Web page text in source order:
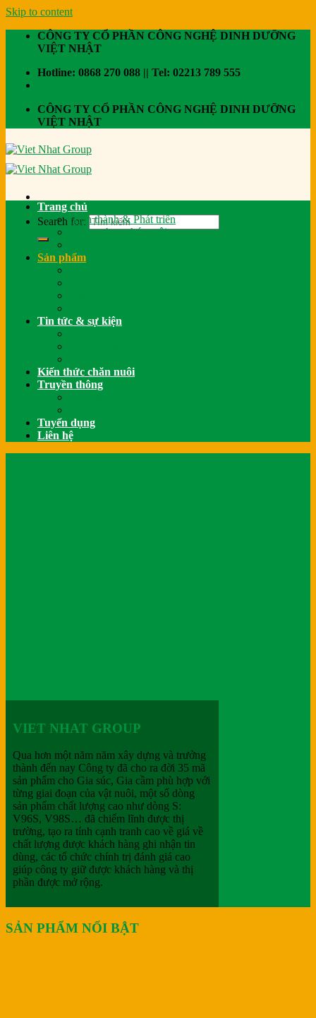
Skip to content
CÔNG TY CỔ PHẦN CÔNG NGHỆ DINH DƯỠNG
VIỆT NHẬT
Hotline: 0868 270 088 || Tel: 02213 789 555
CÔNG TY CỔ PHẦN CÔNG NGHỆ DINH DƯỠNG
VIỆT NHẬT
Search for:
Trang chủ
Hình thành & Phát triển
Vì sao chọn chúng tôi
Sản phẩm
Tin tức & sự kiện
Kiến thức chăn nuôi
Truyền thông
Tuyển dụng
Liên hệ
VIET NHAT GROUP
Qua hơn một năm năm xây dựng và trưởng
thành đến nay Công ty đã cho ra đời 35 mã
sản phẩm cho Gia súc, Gia cầm phù hợp với
từng giai đoạn của vật nuôi, một số dòng
sản phẩm chất lượng cao như dòng S:
V96S, V98S… đã chiếm lĩnh được thị
trường, tạo ra tính cạnh tranh cao về giá về
chất lượng được khách hàng ghi nhận tin
dùng, các tổ chức chính trị đánh giá cao
giúp công ty giữ được khách hàng và thị
phần được mở rộng.
SẢN PHẨM NỔI BẬT